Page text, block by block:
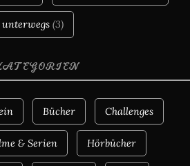
unterwegs(3)
Bücher Challenges
& Serien Hörbücher